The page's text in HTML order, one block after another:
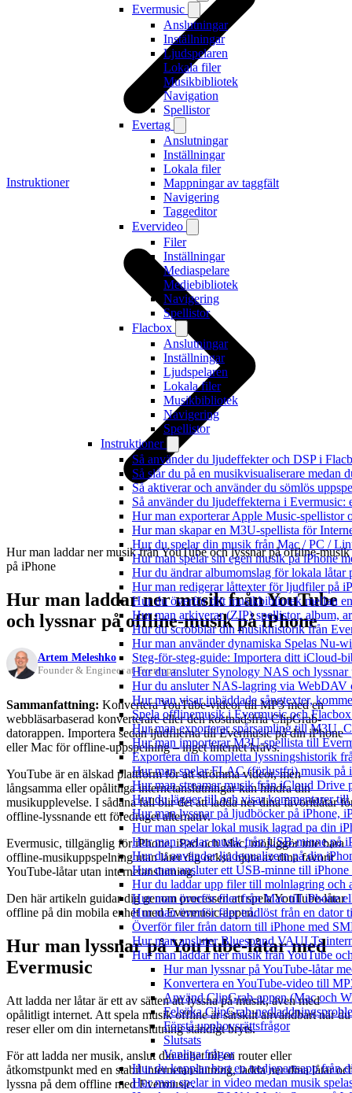
Evermusic
Anslutningar
Inställningar
Ljudspelaren
Lokala filer
Musikbibliotek
Navigation
Spellistor
Evertag
Anslutningar
Inställningar
Lokala filer
Mappningar av taggfält
Navigering
Taggeditor
Evervideo
Filer
Inställningar
Mediaspelare
Mediebibliotek
Navigering
Spellistor
Flacbox
Anslutningar
Inställningar
Ljudspelaren
Lokala filer
Musikbibliotek
Navigering
Spellistor
Instruktioner
Så använder du ljudeffekter och DSP i
Så slår du på en musikvisualiserare medan
Så aktiverar och använder du sömlös
Så använder du ljudeffekterna i
Hur man exporterar Apple Music-spellistor
Hur man skapar en M3U-spellista för
Hur du spelar din musik från Mac / PC /
Hur man spelar sin egen musik på iPhone
Hur du ändrar albumomslag för lokala
Hur man redigerar låttexter för ljudfiler på
Hur du överför ditt musikbibliotek mellan
Hur man arkiverar (ZIP) spellistor, album,
Hur du scrobblar din musikhistorik från
Hur man använder dynamiska Spelas Nu-
Steg-för-steg-guide: Importera ditt iCloud-
Hur du ansluter Synology NAS och
Hur du ansluter NAS-lagring via WebDAV
Hur man visar inbäddade sångtexter,
Spela offlinemusik i Evermusic och
Hur man exporterar spårsamling till M3U,
Hur man importerar M3U-spellista till
Exportera din kompletta lyssningshistorik
Hur man spelar FLAC (förlustfri) musik på
Hur man streamar musik från iCloud Drive
Hur du lägger till och visar kommentarer
Hur man lyssnar på ljudböcker på iPhone,
Hur man spelar lokal musik lagrad pa din
Hur man spelar musik från USB-minne på
Hur du använder ljudequalizern på din
Hur man ansluter ett USB-minne till
Hur du laddar upp filer till molnlagring och
Hur man överför filer från Mac till iPhone
Hur man överför filer trådlöst från en dator
Överför filer från datorn till iPhone med
Hur man ansluter Bluesound VAULTs
Hur man laddar ner musik från YouTube
Hur man lyssnar på YouTube-låtar
Konvertera en YouTube-video till
Använd ClipGrab-appen (Mac och
Felsöka ClipGrab-
Förstå upphovsrättsfrågor
Slutsats
Vanliga frågor
Hur du kopplar bort en tredjepartsapp från
Hur man spelar in video medan musik
Instruktioner
Hur man laddar ner musik från YouTube och lyssnar på offline-musik
på iPhone
Hur man laddar ner musik från YouTube
och lyssnar på offline-musik på iPhone
Artem Meleshko
Founder & Engineer at Everappz
Sammanfattning: Konvertera YouTube-videor till MP3 med en
webbläsarbaserad konverterare eller den kostnadsfria ClipGrab-
datorappen. Importera sedan ljudfilerna till Evermusic på din iPhone
eller Mac för offline-uppspelning – inget internet krävs.
YouTube är en älskad plattform för att strömma videor, men
långsamma eller opålitliga internetanslutningar kan hindra din
musikupplevelse. I sådana fall blir det att ladda ner dina favoritlåtar
offline-lyssnande ett föredraget alternativ.
Evermusic, tillgänglig för iPhone, iPad och Mac, möjliggör inte bara
offline-musikuppspelning utan låter dig också njuta av dina favorit
YouTube-låtar utan internetanslutning.
Den här artikeln guidar dig genom processen att spela YouTube-låtar
offline på din mobila enhet med Evermusic-appen.
Hur man lyssnar på YouTube-låtar med
Evermusic
Att ladda ner låtar är ett av sätten att lyssna på musik, även med
opålitligt internet. Att spela musik offline är särskilt användbart när du
reser eller om din internetanslutning ständigt bryts.
För att ladda ner musik, anslut din enhet till en router eller
åtkomstpunkt med en stabil internetanslutning, ladda ner dina låtar
lyssna på dem offline med Evermusic.